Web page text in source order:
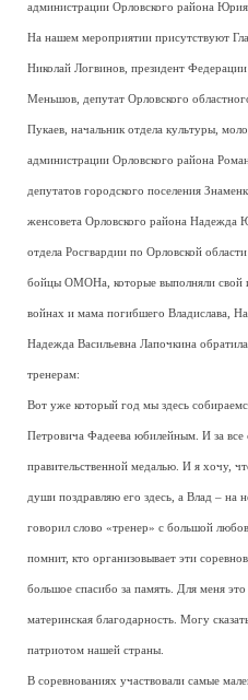
администрации Орловского района
На нашем мероприятии присутствуют
Николай Логвинов, президент
Меньшов, депутат Орловского
Пукаев, начальник отдела культуры,
администрации Орловского района
депутатов городского поселения
женсовета Орловского района
отдела Росгвардии по Орловской
бойцы ОМОНа, которые выполняли свой
войнах и мама погибшего Владислава,
Надежда Васильевна Лапочкина
тренерам:
Вот уже который год мы здесь
Петровича Фадеева юбилейным. И за все
правительственной медалью. И я хочу,
души поздравляю его здесь, а Влад – на
говорил слово «тренер» с большой
помнит, кто организовывает эти
большое спасибо за память. Для меня
материнская благодарность. Могу
патриотом нашей страны.
В соревнованиях участвовали самые